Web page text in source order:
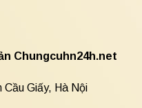
Chungcuhn24h.net
Cầu Giấy, Hà Nội